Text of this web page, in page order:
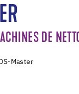
DE
Master